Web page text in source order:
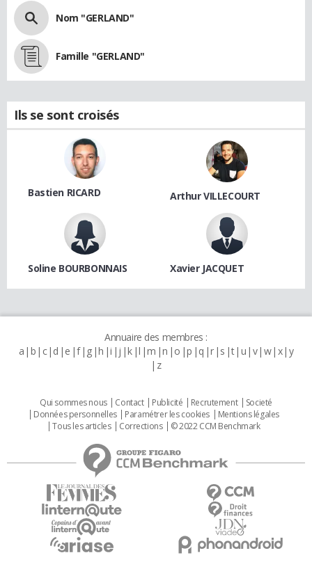
Nom "GERLAND"
Famille "GERLAND"
Ils se sont croisés
Bastien RICARD Arthur VILLECOURT
Soline BOURBONNAIS Xavier JACQUET
Annuaire des membres :
a b c d e f g h i j k l m n o p q r s t u v w x y
z
Qui sommes nous Contact Publicité Recrutement
Societé
Données personnelles
Paramétrer les cookies
Mentions légales
Tous les articles
Corrections © 2022 CCM Benchmark